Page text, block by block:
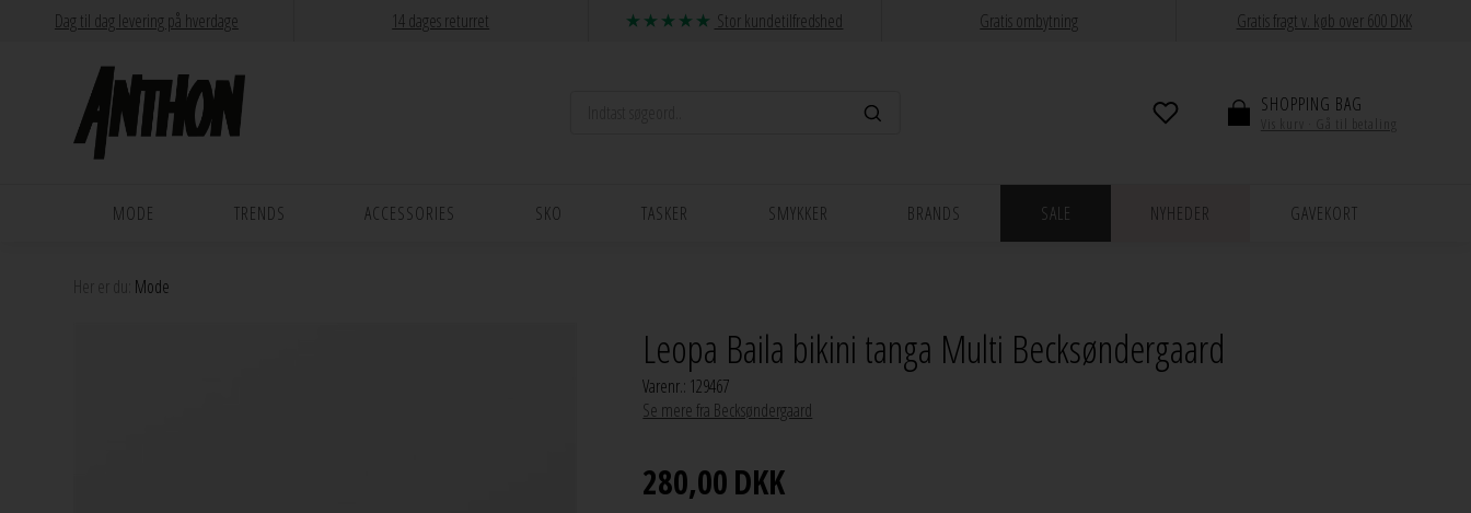
Dag til dag levering på hverdage 14 dages returret Stor kundetilfredshed Gratis ombytning Gratis fragt v. køb over 600 DKK
SHOPPING BAG
MODE TRENDS ACCESSORIES SKO TASKER SMYKKER BRANDS SALE NYHEDER GAVEKORT
Her er du: Mode
Leopa Baila bikini tanga Multi Becksøndergaard
Varenr.: 129467
Se mere fra Becksøndergaard
280,00DKK